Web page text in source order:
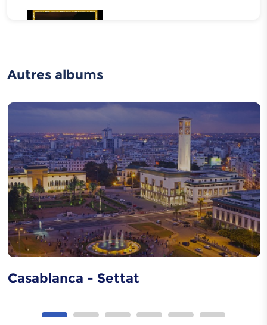
Lebssa chawnia
Caftan marocain
Art de gravure sur
métaux
bois
Autres albums
Casablanca - Settat